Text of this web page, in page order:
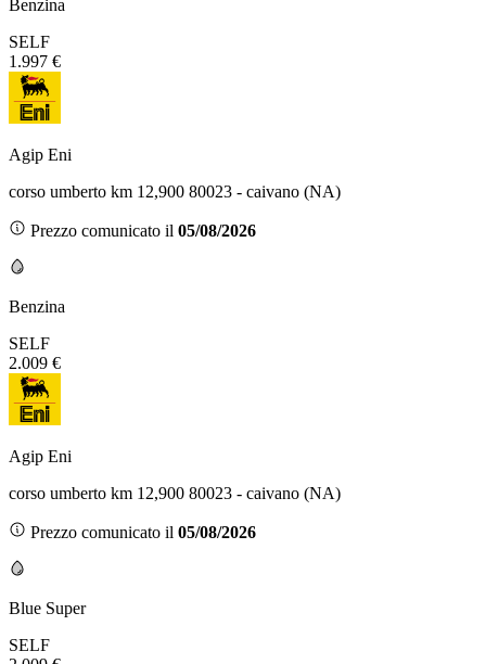
Benzina
SELF
1.997 €
Agip Eni
corso umberto km 12,900 80023 - caivano (NA)
Prezzo comunicato il 05/08/2026
Benzina
SELF
2.009 €
Agip Eni
corso umberto km 12,900 80023 - caivano (NA)
Prezzo comunicato il 05/08/2026
Blue Super
SELF